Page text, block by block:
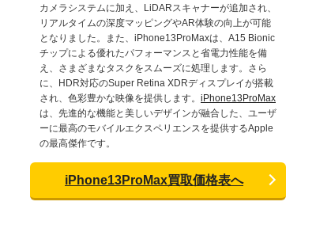
カメラシステムに加え、LiDARスキャナーが追加され、
リアルタイムの深度マッピングやAR体験の向上が可能
となりました。また、iPhone13ProMaxは、A15 Bionic
チップによる優れたパフォーマンスと省電力性能を備
え、さまざまなタスクをスムーズに処理します。さら
に、HDR対応のSuper Retina XDRディスプレイが搭載
され、色彩豊かな映像を提供します。 iPhone13ProMax
は、先進的な機能と美しいデザインが融合した、ユーザ
ーに最高のモバイルエクスペリエンスを提供するApple
の最高傑作です。
iPhone13ProMax買取価格表へ